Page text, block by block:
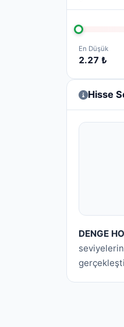
En Düşük
2.27 ₺
Hisse
DENGE